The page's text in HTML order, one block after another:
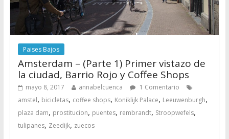
Paises Bajos
Amsterdam – (Parte 1) Primer vistazo de
la ciudad, Barrio Rojo y Coffee Shops
mayo 8, 2017 annabelcuenca
1 Comentario
amstel, bicicletas, coffee shops, Koniklijk Palace, Leeuwenburgh,
plaza dam, prostitucion, puentes, rembrandt, Stroopwefels,
tulipanes, Zeedijk, zuecos